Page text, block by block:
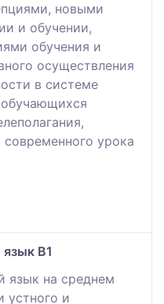
новыми
и обучении,
обучения и
осуществления
в системе
обучающихся
современного урока
В1
язык на среднем
устного и